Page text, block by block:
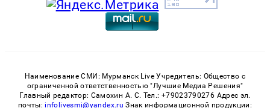
Наименование СМИ: Мурманск Live Учредитель: Общество с
ограниченной ответственностью "Лучшие Медиа Решения"
Главный редактор: Самохин А. С. Тел.: +79023790276 Адрес эл.
почты: infolivesmi@yandex.ru Знак информационной продукции: